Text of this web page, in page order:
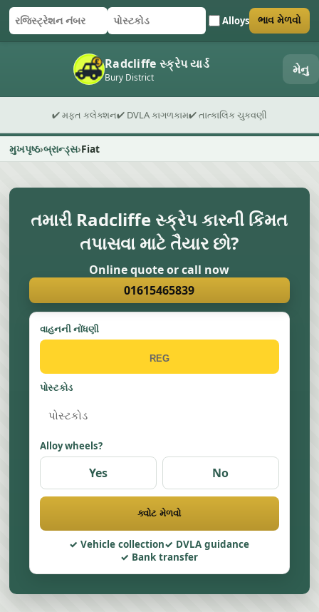
રજિસ્ટ્રેશન નંબર
પોસ્ટકોડ Alloys
ફોર્મ સબમિટ કરો ભાવ મેળવો
Radcliffe સ્ક્રેપ યાર્ડ
Bury District મેનુ
✔ મફત કલેક્શન✔ DVLA કાગળકામ✔ તાત્કાલિક ચુકવણી
મુખપૃષ્ઠ બ્રાન્ડ્સ Fiat
તમારી Radcliffe સ્ક્રેપ કારની કિંમત
તપાસવા માટે તૈયાર છો?
Online quote or call now
01615465839
વાહનની નોંધણી
પોસ્ટકોડ
Alloy wheels?
Yes No
ક્વોટ મેળવો
Vehicle collection
DVLA guidance
Bank transfer